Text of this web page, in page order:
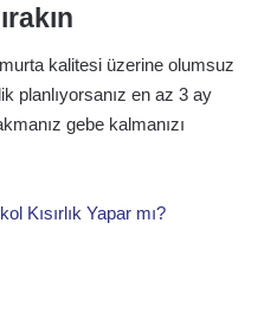
kalitesi üzerine olumsuz
planlıyorsanız en az 3 ay
gebe kalmanızı
Kısırlık Yapar mı?